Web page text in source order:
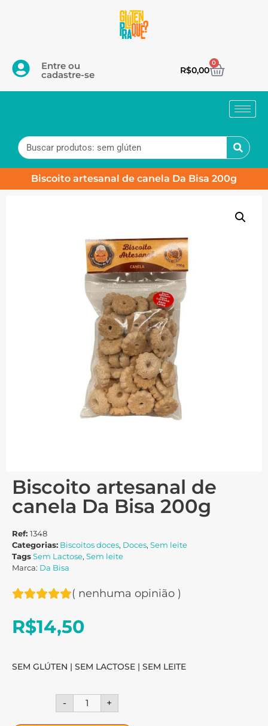
Entre ou
cadastre-se R$0,00
0
Biscoito artesanal de canela Da Bisa 200g
Biscoito artesanal de
canela Da Bisa 200g
Ref: 1348
Categorias: Biscoitos doces, Doces, Sem leite
TagsSem Lactose, Sem leite
Marca: Da Bisa
( nenhuma opinião )
R$14,50
SEM GLÚTEN | SEM LACTOSE | SEM LEITE
- +